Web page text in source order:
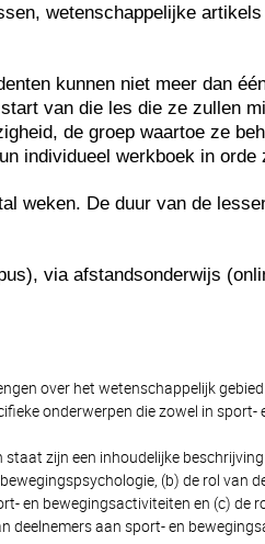
wetenschappelijke
kunnen niet meer dan
van die les die ze zullen
de groep waartoe ze
individueel werkboek in orde
weken. De duur van de
via afstandsonderwijs
over het wetenschappelijk
onderwerpen die zowel in
zijn een inhoudelijke
(b) de rol van
en bewegingsactiviteiten en (c) de
deelnemers aan sport- en